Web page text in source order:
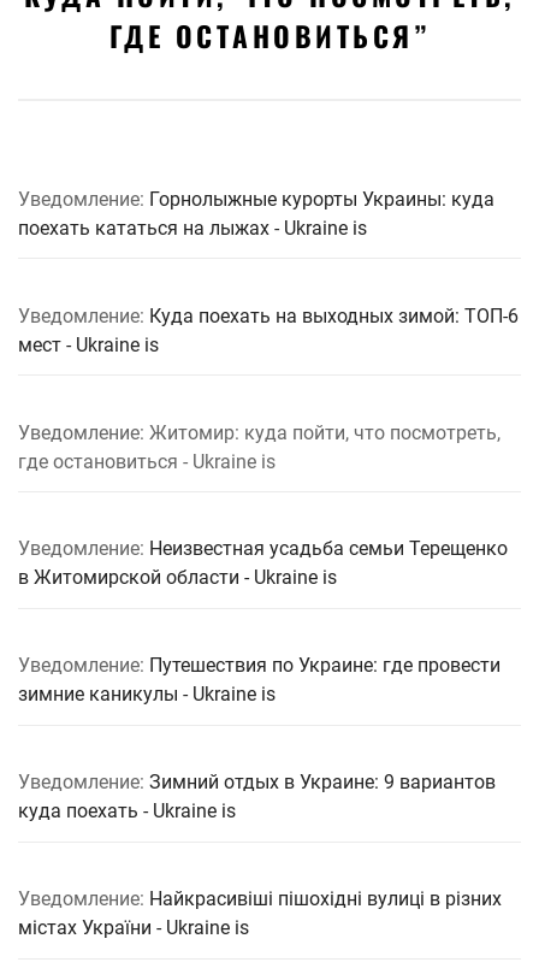
ГДЕ ОСТАНОВИТЬСЯ”
Уведомление: Горнолыжные курорты Украины: куда
поехать кататься на лыжах - Ukraine is
Уведомление: Куда поехать на выходных зимой: ТОП-6
мест - Ukraine is
Уведомление: Житомир: куда пойти, что посмотреть,
где остановиться - Ukraine is
Уведомление: Неизвестная усадьба семьи Терещенко
в Житомирской области - Ukraine is
Уведомление: Путешествия по Украине: где провести
зимние каникулы - Ukraine is
Уведомление: Зимний отдых в Украине: 9 вариантов
куда поехать - Ukraine is
Уведомление: Найкрасивіші пішохідні вулиці в різних
містах України - Ukraine is